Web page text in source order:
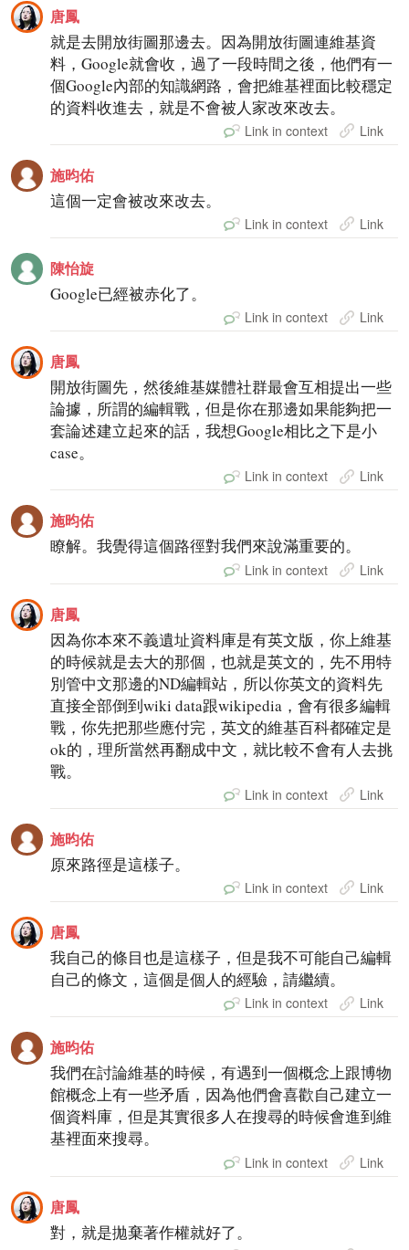
唐鳳
就是去開放街圖那邊去。因為開放街圖連維基資
料，Google就會收，過了一段時間之後，他們有一
個Google內部的知識網路，會把維基裡面比較穩定
的資料收進去，就是不會被人家改來改去。
Link in context Link
施昀佑
這個一定會被改來改去。
Link in context Link
陳怡旋
Google已經被赤化了。
Link in context Link
唐鳳
開放街圖先，然後維基媒體社群最會互相提出一些
論據，所謂的編輯戰，但是你在那邊如果能夠把一
套論述建立起來的話，我想Google相比之下是小
case。
Link in context Link
施昀佑
瞭解。我覺得這個路徑對我們來說滿重要的。
Link in context Link
唐鳳
因為你本來不義遺址資料庫是有英文版，你上維基
的時候就是去大的那個，也就是英文的，先不用特
別管中文那邊的ND編輯站，所以你英文的資料先
直接全部倒到wiki data跟wikipedia，會有很多編輯
戰，你先把那些應付完，英文的維基百科都確定是
ok的，理所當然再翻成中文，就比較不會有人去挑
戰。
Link in context Link
施昀佑
原來路徑是這樣子。
Link in context Link
唐鳳
我自己的條目也是這樣子，但是我不可能自己編輯
自己的條文，這個是個人的經驗，請繼續。
Link in context Link
施昀佑
我們在討論維基的時候，有遇到一個概念上跟博物
館概念上有一些矛盾，因為他們會喜歡自己建立一
個資料庫，但是其實很多人在搜尋的時候會進到維
基裡面來搜尋。
Link in context Link
唐鳳
對，就是拋棄著作權就好了。